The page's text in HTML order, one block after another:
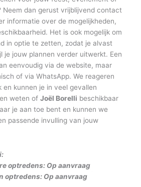
Neem dan gerust vrijblijvend contact
informatie over de mogelijkheden,
Het is ook mogelijk om
in optie te zetten, zodat je alvast
je jouw plannen verder uitwerkt. Een
eenvoudig via de website, maar
of via WhatsApp. We reageren
en kunnen je in veel gevallen
weten of Joël Borelli beschikbaar
je aan toe bent en kunnen we
passende invulling van jouw
:
optredens: Op aanvraag
optredens: Op aanvraag